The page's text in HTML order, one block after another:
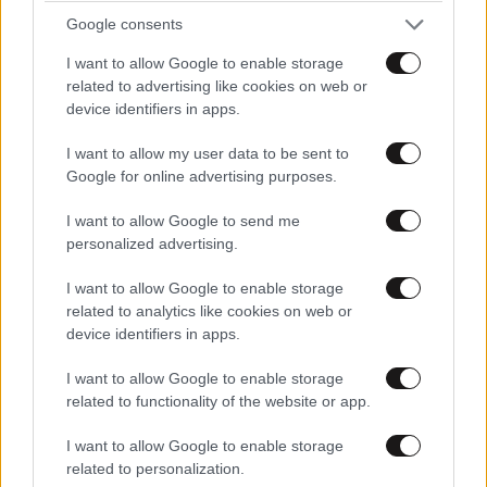
Google consents
I want to allow Google to enable storage
related to advertising like cookies on web or
device identifiers in apps.
I want to allow my user data to be sent to
Google for online advertising purposes.
I want to allow Google to send me
personalized advertising.
I want to allow Google to enable storage
related to analytics like cookies on web or
device identifiers in apps.
I want to allow Google to enable storage
related to functionality of the website or app.
I want to allow Google to enable storage
related to personalization.
Ηλίας Κ. 12·06·2026 11:13
Ζήτω ο νέος Δελαπατρίδης!
ΠΕΡΙΣΣΟΤΕΡΑ ΣΧΟΛΙΑ
TRENDING